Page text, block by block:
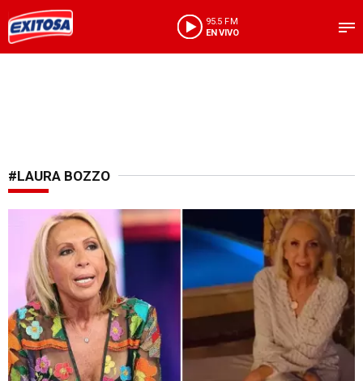
95.5 FM
EN VIVO
#LAURA BOZZO
Emocionada